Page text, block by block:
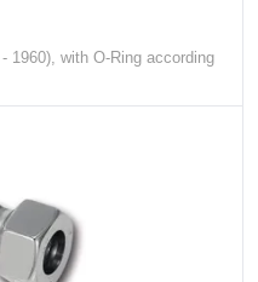
1960), with O-Ring according